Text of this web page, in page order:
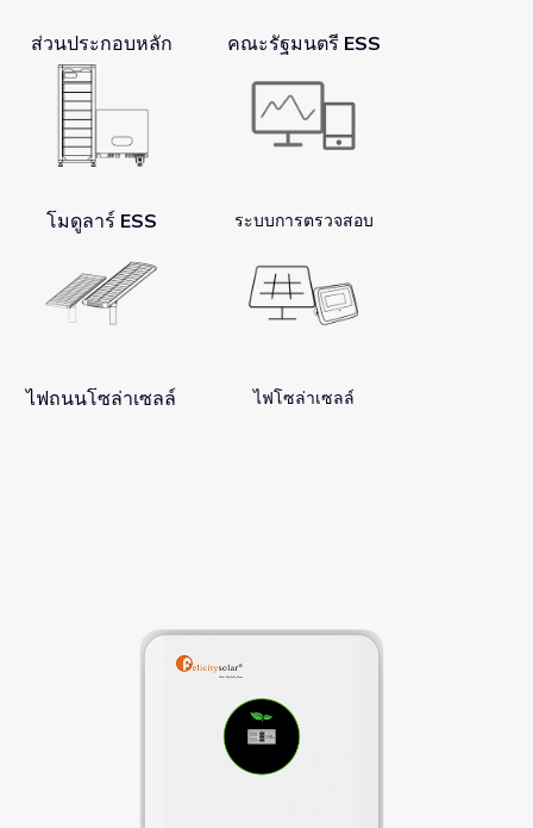
ส่วนประกอบหลัก คณะรัฐมนตรี ESS
โมดูลาร์ ESS ระบบการตรวจสอบ
ไฟถนนโซล่าเซลล์ ไฟโซล่าเซลล์